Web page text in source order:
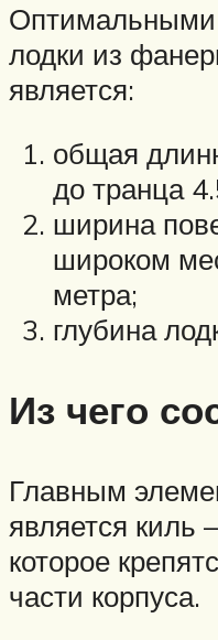
лодки из
является:
общая
до транца
ширина
широком
метра;
глубина
Из чего
Главным
является киль
которое
части корпуса.